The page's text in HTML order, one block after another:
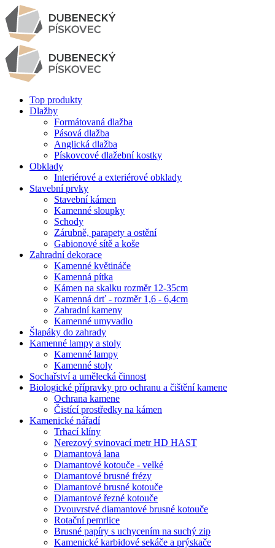
Top produkty
Dlažby
Formátovaná dlažba
Pásová dlažba
Anglická dlažba
Pískovcové dlažební kostky
Obklady
Interiérové a exteriérové obklady
Stavební prvky
Stavební kámen
Kamenné sloupky
Schody
Zárubně, parapety a ostění
Gabionové sítě a koše
Zahradní dekorace
Kamenné květináče
Kamenná pítka
Kámen na skalku rozměr 12-35cm
Kamenná drť - rozměr 1,6 - 6,4cm
Zahradní kameny
Kamenné umyvadlo
Šlapáky do zahrady
Kamenné lampy a stoly
Kamenné lampy
Kamenné stoly
Sochařství a umělecká činnost
Biologické přípravky pro ochranu a čištění kamene
Ochrana kamene
Čistící prostředky na kámen
Kamenické nářadí
Trhací klíny
Nerezový svinovací metr HD HAST
Diamantová lana
Diamantové kotouče - velké
Diamantové brusné frézy
Diamantové brusné kotouče
Diamantové řezné kotouče
Dvouvrstvé diamantové brusné kotouče
Rotační pemrlice
Brusné papíry s uchycením na suchý zip
Kamenické karbidové sekáče a prýskače